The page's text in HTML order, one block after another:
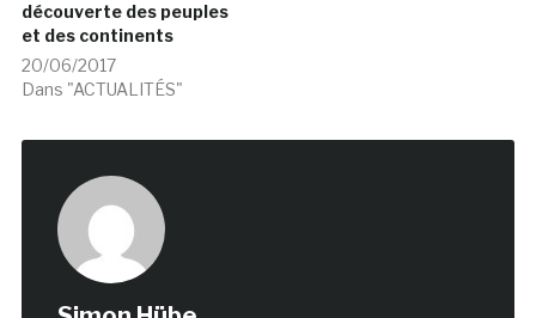
découverte des peuples
et des continents
20/06/2017
Dans "ACTUALITÉS"